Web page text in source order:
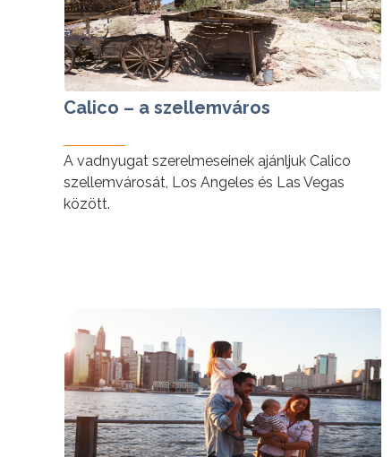
Calico – a szellemváros
A vadnyugat szerelmeseinek ajánljuk Calico
szellemvárosát, Los Angeles és Las Vegas
között.